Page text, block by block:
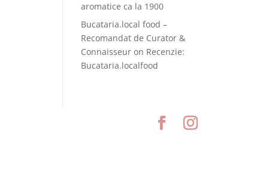
aromatice ca la 1900
Bucataria.local food –
Recomandat de Curator &
Connaisseur on Recenzie:
Bucataria.localfood